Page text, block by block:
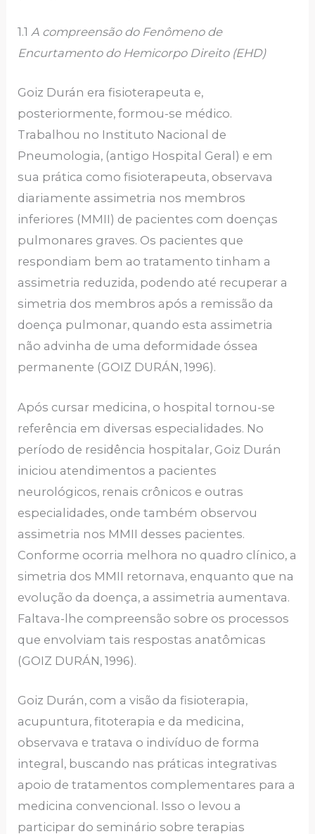
1.1A compreensão do Fenômeno de
Encurtamento do Hemicorpo Direito (EHD)
Goiz Durán era fisioterapeuta e,
posteriormente, formou-se médico.
Trabalhou no Instituto Nacional de
Pneumologia, (antigo Hospital Geral) e em
sua prática como fisioterapeuta, observava
diariamente assimetria nos membros
inferiores (MMII) de pacientes com doenças
pulmonares graves. Os pacientes que
respondiam bem ao tratamento tinham a
assimetria reduzida, podendo até recuperar a
simetria dos membros após a remissão da
doença pulmonar, quando esta assimetria
não advinha de uma deformidade óssea
permanente (GOIZ DURÁN, 1996).
Após cursar medicina, o hospital tornou-se
referência em diversas especialidades. No
período de residência hospitalar, Goiz Durán
iniciou atendimentos a pacientes
neurológicos, renais crônicos e outras
especialidades, onde também observou
assimetria nos MMII desses pacientes.
Conforme ocorria melhora no quadro clínico, a
simetria dos MMII retornava, enquanto que na
evolução da doença, a assimetria aumentava.
Faltava-lhe compreensão sobre os processos
que envolviam tais respostas anatômicas
(GOIZ DURÁN, 1996).
Goiz Durán, com a visão da fisioterapia,
acupuntura, fitoterapia e da medicina,
observava e tratava o indivíduo de forma
integral, buscando nas práticas integrativas
apoio de tratamentos complementares para a
medicina convencional. Isso o levou a
participar do seminário sobre terapias